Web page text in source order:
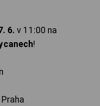
6. v 11:00 na
!